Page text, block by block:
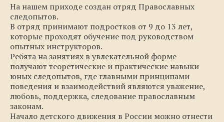
На нашем приходе создан отряд Православных
следопытов.
В отряд принимают подростков от 9 до 13 лет,
которые проходят обучение под руководством
опытных инструкторов.
Ребята на занятиях в увлекательной форме
получают теоретические и практические навыки
юных следопытов, где главными принципами
поведения и взаимодействий являются уважение,
любовь, поддержка, следование православным
законам.
Начало детского движения в России можно отнести